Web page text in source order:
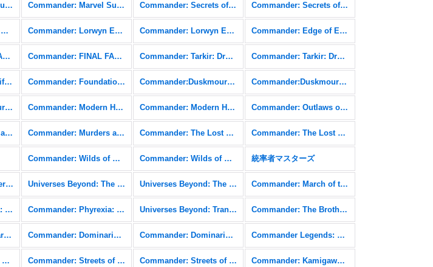
Commander: Marvel Super Heroes Commander: Marvel Super Heroes FOIL Commander: Secrets of Strixhaven Commander: Secrets of Strixhaven FOIL
Commander: Teenage Mutant Ninja Turtles FOIL Commander: Lorwyn Eclipsed Commander: Lorwyn Eclipsed FOIL Commander: Edge of Eternities
Commander: FINAL FANTASY Commander: FINAL FANTASY FOIL Commander: Tarkir: Dragonstorm Commander: Tarkir: Dragonstorm FOIL
Commander: Aetherdrift FOIL Commander: Foundations Commander:Duskmourn: House of Horror Commander:Duskmourn: House of Horror FOIL
Commander: Bloomburrow FOIL Commander: Modern Horizons 3 Commander: Modern Horizons 3 FOIL Commander: Outlaws of Thunder Junction
Commander: Murders at Karlov Manor Commander: Murders at Karlov Manor FOIL Commander: The Lost Caverns of Ixalan Commander: The Lost Caverns of Ixalan FOIL
Commander: Wilds of Eldraine Commander: Wilds of Eldraine FOIL 統率者マスターズ
Secret Lair Commander: From Cute to Brute Universes Beyond: The Lord of the Rings: Tales of Middle-earth Universes Beyond: The Lord of the Rings: Tales of Middle-earth FOIL Commander: March of the Machine
Commander: Phyrexia: All Will Be One Commander: Phyrexia: All Will Be One FOIL Universes Beyond: Transformers Commander: The Brothers' War
Universes Beyond: Warhammer 40,000 (40K) Commander: Dominaria United Commander: Dominaria United FOIL Commander Legends: Battle for Baldur's Gate
Commander Legends: Battle for Baldur's Gate Commander Commander: Streets of New Capenna Commander: Streets of New Capenna FOIL Commander: Kamigawa: Neon Dynasty